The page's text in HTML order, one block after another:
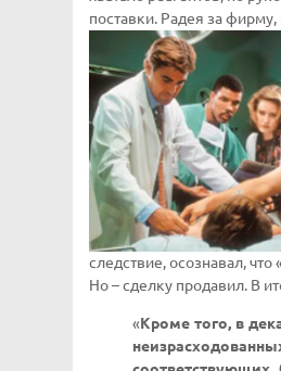
поставки. Радея за фирму,
следствие, осознавал,
Но – сделку продавил. В
«Кроме того, в